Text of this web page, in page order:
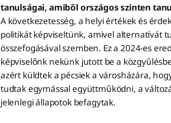
tanulságai, amiből országos szinten
A következetesség, a helyi értékek és
politikát képviseltünk, amivel alternatívát
összefogásával szemben. Ez a 2024-es
képviselőnk nekünk jutott be a
azért küldtek a pécsiek a városházára,
tudtak egymással együttműködni, a
jelenlegi állapotok befagytak.